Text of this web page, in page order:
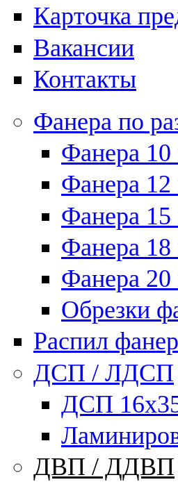
Карточка
Вакансии
Контакты
Фанера по
Фанера
Фанера
Фанера
Фанера
Фанера
Обрезки
Распил
ДСП / ЛДСП
ДСП
ДВП / ДДВП